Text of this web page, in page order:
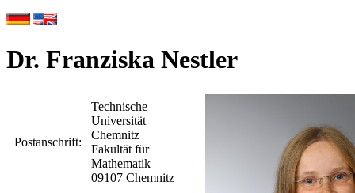
Dr. Franziska Nestler
Postanschrift:
Technische
Universität
Chemnitz
Fakultät für
Mathematik
09107 Chemnitz